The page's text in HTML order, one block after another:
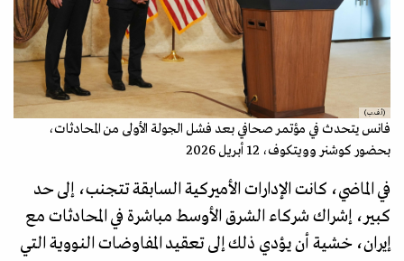
(أ.ف.ب)
فانس يتحدث في مؤتمر صحافي بعد فشل الجولة الأولى من المحادثات،
بحضور كوشنر وويتكوف، 12 أبريل 2026
في الماضي، كانت الإدارات الأميركية السابقة تتجنب، إلى حد
كبير، إشراك شركاء الشرق الأوسط مباشرة في المحادثات مع
إيران، خشية أن يؤدي ذلك إلى تعقيد المفاوضات النووية التي